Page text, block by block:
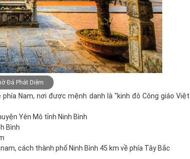
Đá Phát Diệm
Nam, nơi được mệnh danh là "kinh đô Công giáo Việt
Yên Mô tỉnh Ninh Bình
Bình
cách thành phố Ninh Bình 45 km về phía Tây Bắc